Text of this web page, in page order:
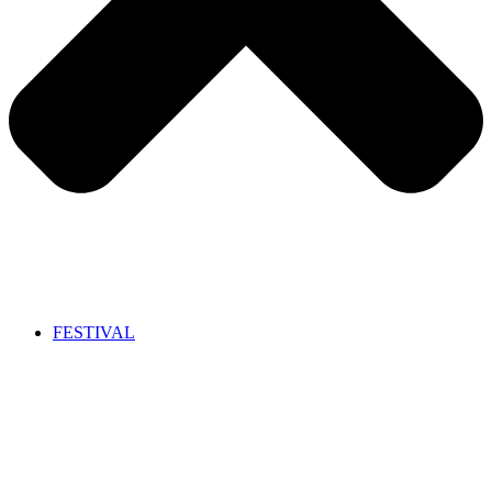
FESTIVAL